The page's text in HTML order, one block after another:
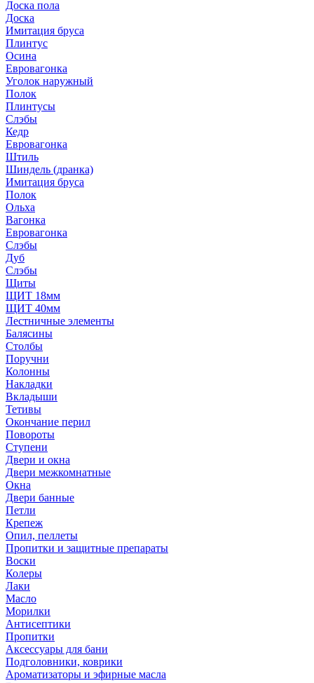
Доска пола
Доска
Имитация бруса
Плинтус
Осина
Евровагонка
Уголок наружный
Полок
Плинтусы
Слэбы
Кедр
Евровагонка
Штиль
Шиндель (дранка)
Имитация бруса
Полок
Ольха
Вагонка
Евровагонка
Слэбы
Дуб
Слэбы
Щиты
ЩИТ 18мм
ЩИТ 40мм
Лестничные элементы
Балясины
Столбы
Поручни
Колонны
Накладки
Вкладыши
Тетивы
Окончание перил
Повороты
Ступени
Двери и окна
Двери межкомнатные
Окна
Двери банные
Петли
Крепеж
Опил, пеллеты
Пропитки и защитные препараты
Воски
Колеры
Лаки
Масло
Морилки
Антисептики
Пропитки
Аксессуары для бани
Подголовники, коврики
Ароматизаторы и эфирные масла